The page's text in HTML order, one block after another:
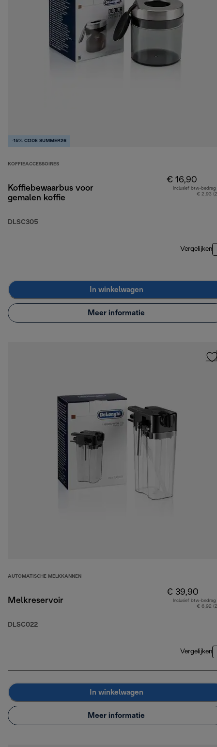
-15% CODE SUMMER26
KOFFIEACCESSOIRES
Koffiebewaarbus voor
gemalen koffie
DLSC305
€ 16,90
Inclusief btw-bedrag
€ 2,93
Vergelijken
In winkelwagen
Meer informatie
AUTOMATISCHE MELKKANNEN
Melkreservoir
DLSC022
€ 39,90
Inclusief btw-bedrag
€ 6,92
Vergelijken
In winkelwagen
Meer informatie